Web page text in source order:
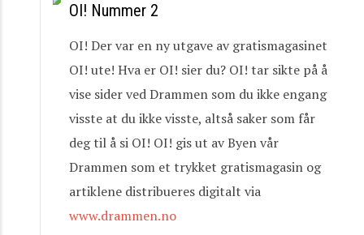
OI! Nummer 2
OI! Der var en ny utgave av gratismagasinet
OI! ute! Hva er OI! sier du? OI! tar sikte på å
vise sider ved Drammen som du ikke engang
visste at du ikke visste, altså saker som får
deg til å si OI! OI! gis ut av Byen vår
Drammen som et trykket gratismagasin og
artiklene distribueres digitalt via
www.drammen.no